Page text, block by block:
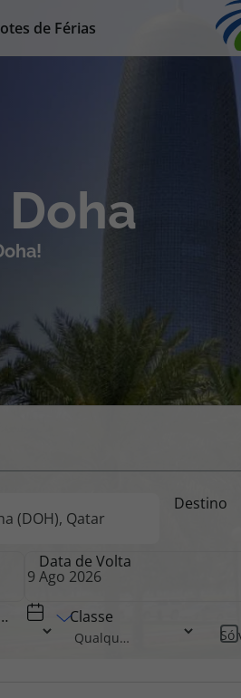
de Férias
Promoções
Especialistas
TopViagens
Destino
Data de Volta
Aérea Classe
Só